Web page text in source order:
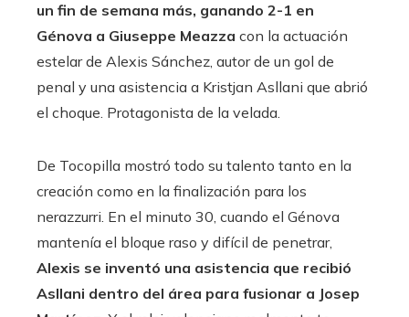
un fin de semana más, ganando 2-1 en
Génova a Giuseppe Meazza con la actuación
estelar de Alexis Sánchez, autor de un gol de
penal y una asistencia a Kristjan Asllani que abrió
el choque. Protagonista de la velada.
De Tocopilla mostró todo su talento tanto en la
creación como en la finalización para los
nerazzurri. En el minuto 30, cuando el Génova
mantenía el bloque raso y difícil de penetrar,
Alexis se inventó una asistencia que recibió
Asllani dentro del área para fusionar a Josep